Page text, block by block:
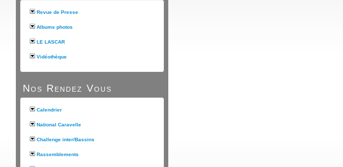
Revue de Presse
Albums photos
LE LASCAR
Vidéothèque
Nos Rendez Vous
Calendrier
National Caravelle
Challenge inter/Bassins
Rassemblements